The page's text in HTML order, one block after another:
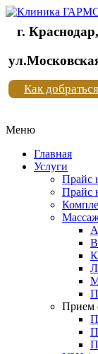
Клиника
"Новая
жизнь"
Клиника
жизнь"
г. Краснодар,
Как
Меню
Главная
Услуги
Прайс
Прайс
Прием